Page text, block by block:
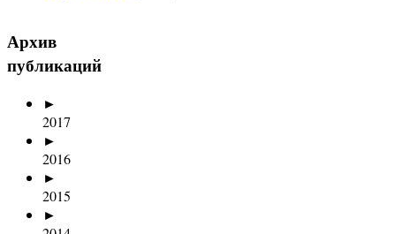
Архив
публикаций
►
2017
►
2016
►
2015
►